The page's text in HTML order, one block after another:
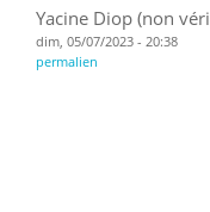
Yacine Diop (non
dim, 05/07/2023 - 20:38
permalien